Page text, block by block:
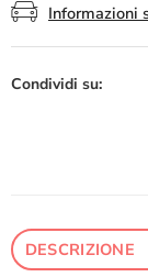
Informazioni
Condividi su:
DESCRIZIONE